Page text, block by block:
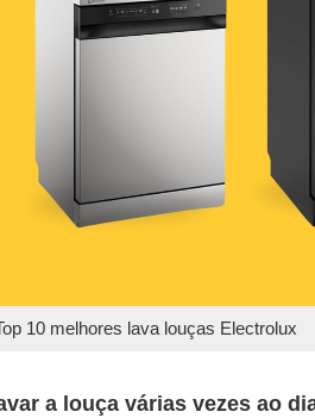
10 melhores lava louças Electrolux
a louça várias vezes ao